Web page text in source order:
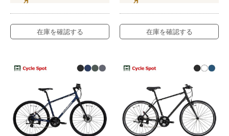
在庫を確認する 在庫を確認する